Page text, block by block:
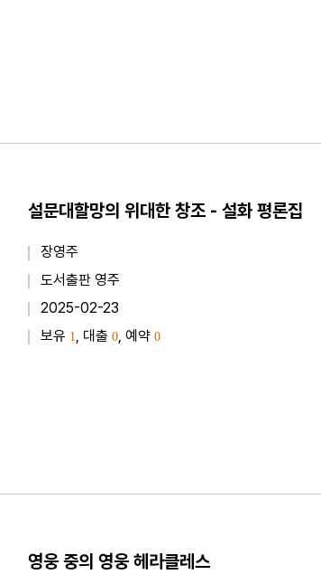
설문대할망의 위대한 창조 - 설화 평론집
장영주
도서출판 영주
2025-02-23
보유 1, 대출 0, 예약 0
영웅 중의 영웅 헤라클레스